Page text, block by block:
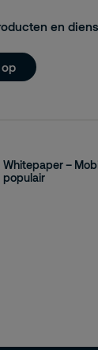
en
Whitepaper –
populair